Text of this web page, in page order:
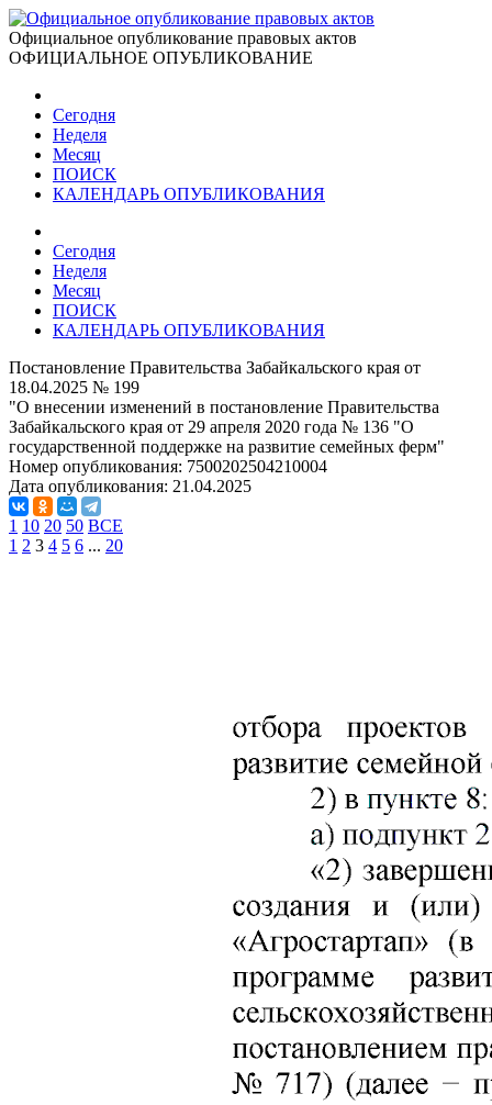
Официальное опубликование правовых актов
ОФИЦИАЛЬНОЕ ОПУБЛИКОВАНИЕ
Сегодня
Неделя
Месяц
ПОИСК
КАЛЕНДАРЬ ОПУБЛИКОВАНИЯ
Сегодня
Неделя
Месяц
ПОИСК
КАЛЕНДАРЬ ОПУБЛИКОВАНИЯ
Постановление Правительства Забайкальского края от
18.04.2025 № 199
"О внесении изменений в постановление Правительства
Забайкальского края от 29 апреля 2020 года № 136 "О
государственной поддержке на развитие семейных ферм"
Номер опубликования: 7500202504210004
Дата опубликования: 21.04.2025
1 10 20 50 ВСЕ
1 2 3 4 5 6 ... 20